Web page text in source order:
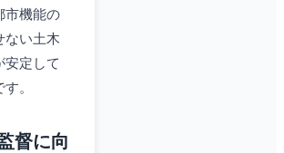
市機能の
ない土木
安定して
。
督に向